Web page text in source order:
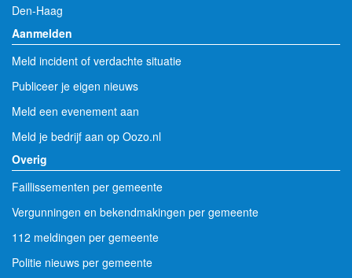
Den-Haag
Aanmelden
Meld incident of verdachte situatie
Publiceer je eigen nieuws
Meld een evenement aan
Meld je bedrijf aan op Oozo.nl
Overig
Faillissementen per gemeente
Vergunningen en bekendmakingen per gemeente
112 meldingen per gemeente
Politie nieuws per gemeente